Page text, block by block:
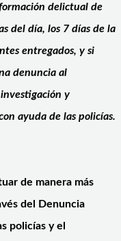
delictual de
del día, los 7 días de la
entregados, y si
denuncia al
y
ayuda de las policías.
de manera más
del Denuncia
policías y el